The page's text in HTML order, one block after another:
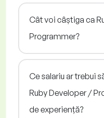
Cât voi câștiga ca
Programmer?
Ce salariu ar trebui
Ruby Developer /
de experiență?